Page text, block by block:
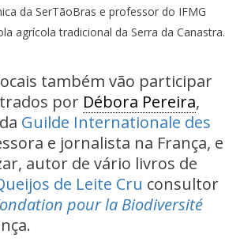
da SerTãoBras e professor do IFMG
agrícola tradicional da Serra da Canastra.
também vão participar
por Débora Pereira,
Guilde Internationale des
e jornalista na França, e
autor de vário livros de
de Leite Cru consultor
pour la Biodiversité